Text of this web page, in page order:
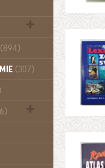
(894)
(307)